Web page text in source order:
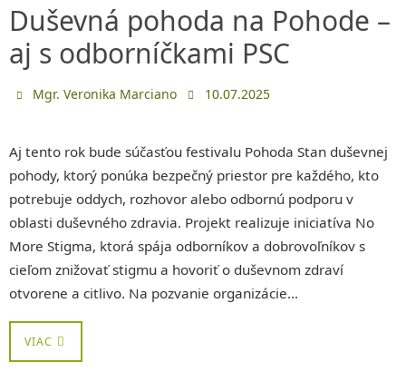
Duševná pohoda na Pohode –
aj s odborníčkami PSC
Mgr. Veronika Marciano 10.07.2025
Aj tento rok bude súčasťou festivalu Pohoda Stan duševnej
pohody, ktorý ponúka bezpečný priestor pre každého, kto
potrebuje oddych, rozhovor alebo odbornú podporu v
oblasti duševného zdravia. Projekt realizuje iniciatíva No
More Stigma, ktorá spája odborníkov a dobrovoľníkov s
cieľom znižovať stigmu a hovoriť o duševnom zdraví
otvorene a citlivo. Na pozvanie organizácie…
VIAC